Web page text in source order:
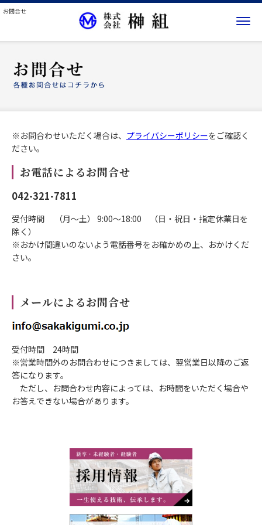
お問合せ
※お問合わせいただく場合は、 プライバシーポリシーをご確認く
ださい。
お電話によるお問合せ
042-321-7811
受付時間 （月～土） 9:00～18:00 （日・祝日・指定休業日を
除く）
※おかけ間違いのないよう電話番号をお確かめの上、おかけくだ
さい。
メールによるお問合せ
受付時間 24時間
※営業時間外のお問合わせにつきましては、翌営業日以降のご返
答になります。
ただし、お問合わせ内容によっては、お時間をいただく場合や
お答えできない場合があります。